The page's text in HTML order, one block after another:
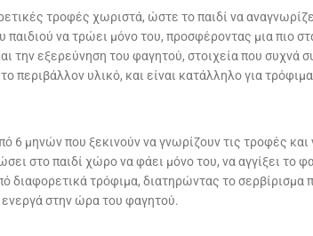
τροφές χωριστά, ώστε το παιδί να
να τρώει μόνο του, προσφέροντας μια πιο
την εξερεύνηση του φαγητού, στοιχεία που
περιβάλλον υλικό, και είναι κατάλληλο για
6 μηνών που ξεκινούν να γνωρίζουν τις τροφές
στο παιδί χώρο να φάει μόνο του, να αγγίξει
διαφορετικά τρόφιμα, διατηρώντας το
ενεργά στην ώρα του φαγητού.